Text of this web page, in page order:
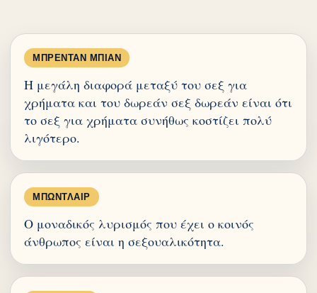
ΜΠΡΈΝΤΑΝ ΜΠΊΑΝ
Η μεγάλη διαφορά μεταξύ του σεξ για
χρήματα και του δωρεάν σεξ δωρεάν είναι ότι
το σεξ για χρήματα συνήθως κοστίζει πολύ
λιγότερο.
ΜΠΩΝΤΛΑΊΡ
Ο μοναδικός λυρισμός που έχει ο κοινός
άνθρωπος είναι η σεξουαλικότητα.